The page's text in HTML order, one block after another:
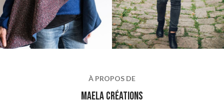
À PROPOS DE
maela crÉations